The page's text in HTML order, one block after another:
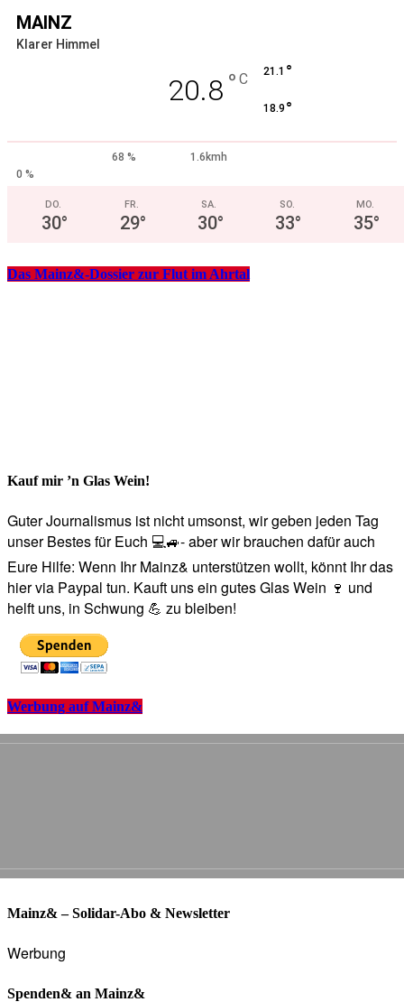
MAINZ
Klarer Himmel
20.8 ° C 21.1 °
18.9 °
68 %
1.6kmh
0 %
DO.
30°
FR.
29°
SA.
30°
SO.
33°
MO.
35°
Das Mainz&-Dossier zur Flut im Ahrtal
Kauf mir ’n Glas Wein!
Guter Journalismus ist nicht umsonst, wir geben jeden Tag
unser Bestes für Euch 💻🚙- aber wir brauchen dafür auch
Eure Hilfe: Wenn Ihr Mainz& unterstützen wollt, könnt Ihr das
hier via Paypal tun. Kauft uns ein gutes Glas Wein 🍷 und
helft uns, in Schwung 💪 zu bleiben!
Werbung auf Mainz&
Mainz& – Solidar-Abo & Newsletter
Werbung
Spenden& an Mainz&